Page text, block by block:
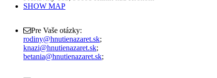
SHOW MAP
Pre Vaše otázky:
rodiny@hnutienazaret.sk;
knazi@hnutienazaret.sk;
betania@hnutienazaret.sk;